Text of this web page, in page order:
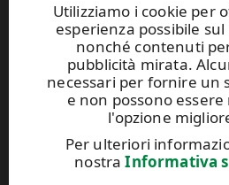
Utilizziamo i cookie per
esperienza possibile
nonché contenuti
pubblicità mirata.
necessari per fornire un
e non possono
l'opzione
Per ulteriori
nostraInformativa
UPM Raflatac Graphics Solutions
UPM Raflatac Office Products
UPM Raflatac Industrial
Contatti
Questo sito Web è protetto da
Informativa sulla privacy di Google